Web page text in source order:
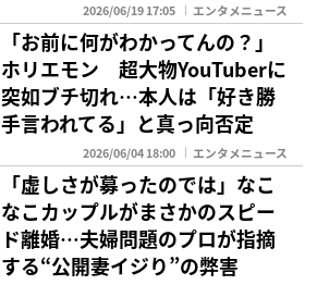
2026/06/19 17:05 エンタメニュース
「お前に何がわかってんの？」
ホリエモン 超大物YouTuberに
突如ブチ切れ…本人は「好き勝
手言われてる」と真っ向否定
2026/06/04 18:00 エンタメニュース
「虚しさが募ったのでは」なこ
なこカップルがまさかのスピー
ド離婚…夫婦問題のプロが指摘
する“公開妻イジり”の弊害